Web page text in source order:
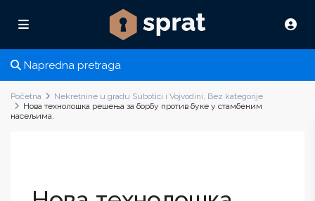
Napredna pretraga
Početna Nekretnine u gradu Subotici i Vojvodini, Bez kategorije
Нова технолошка решења за борбу против буке у стамбеним
насељима.